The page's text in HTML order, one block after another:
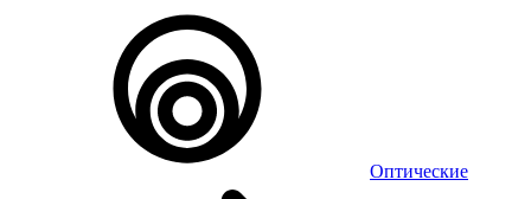
Оптические